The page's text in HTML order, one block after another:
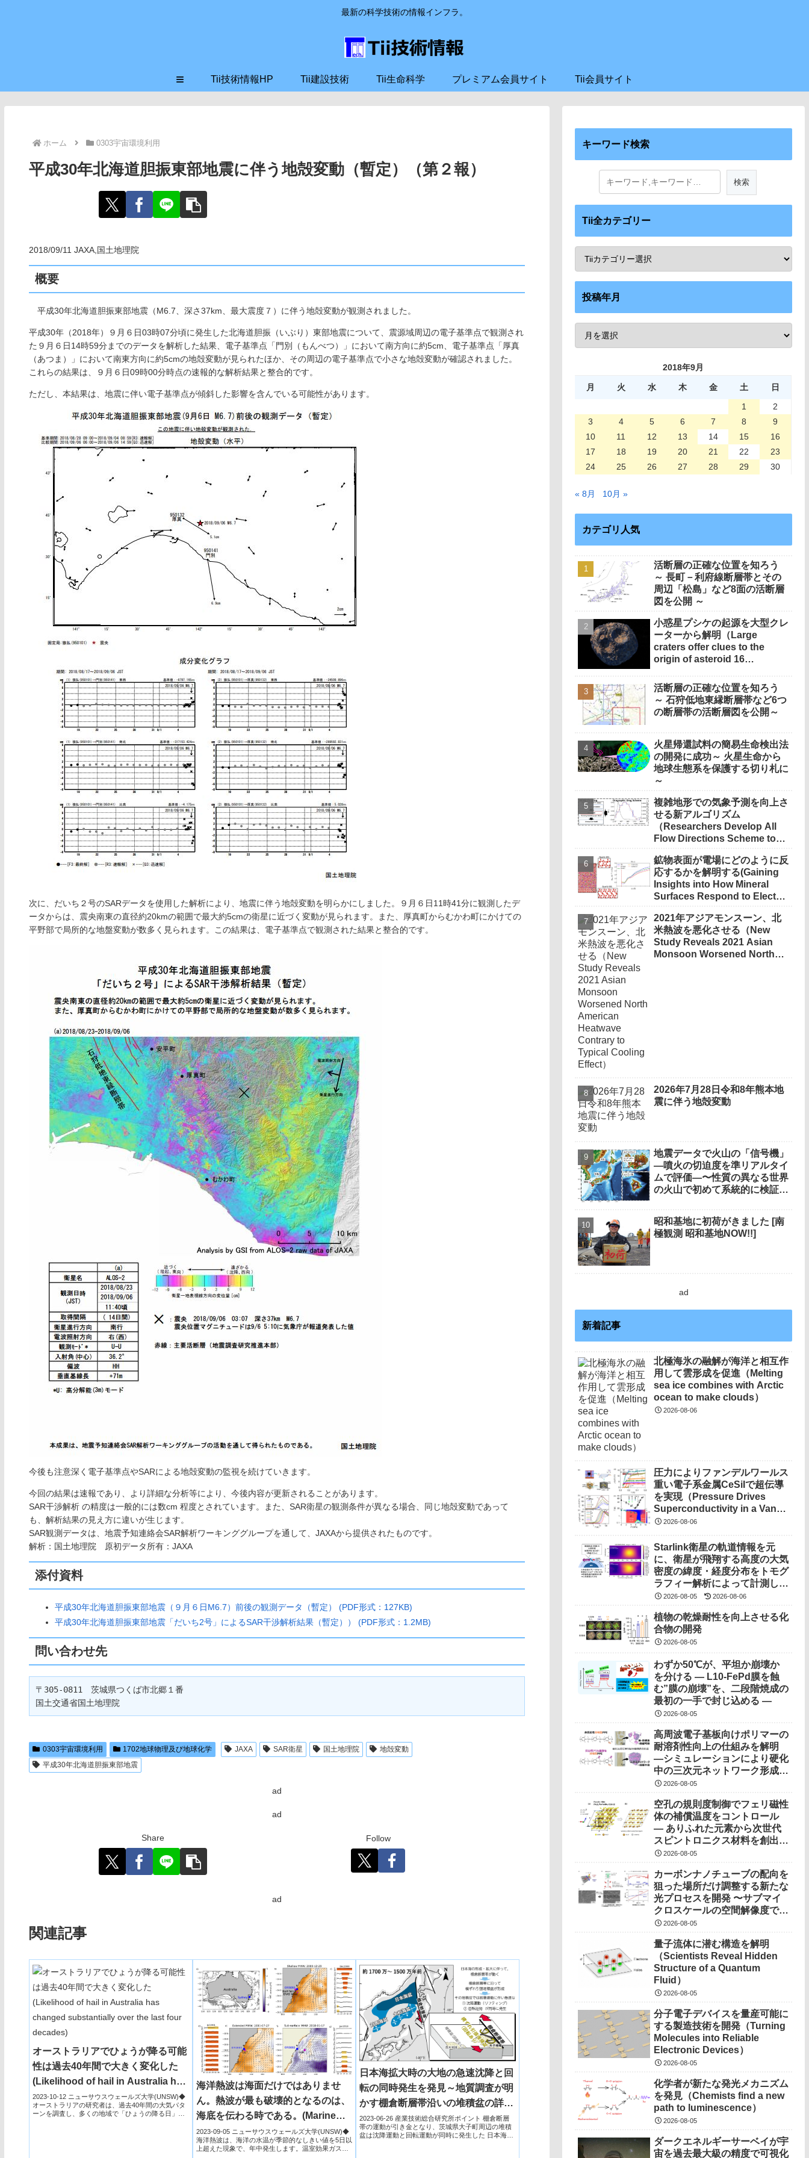
最新の科学技術の情報インフラ。
≡ Tii技術情報HP Tii建設技術 Tii生命科学 プレミアム会員サイト Tii会員サイト
ホーム 0303宇宙環境利用
平成30年北海道胆振東部地震に伴う地殻変動（暫定）（第２報）
2018/09/11 JAXA,国土地理院
概要
平成30年北海道胆振東部地震（M6.7、深さ37km、最大震度７）に伴う地殻変動が観測されました。
平成30年（2018年）９月６日03時07分頃に発生した北海道胆振（いぶり）東部地震について、震源域周辺の電子基準点で観測され
た９月６日14時59分までのデータを解析した結果、電子基準点「門別（もんべつ）」において南方向に約5cm、電子基準点「厚真
（あつま）」において南東方向に約5cmの地殻変動が見られたほか、その周辺の電子基準点で小さな地殻変動が確認されました。
これらの結果は、９月６日09時00分時点の速報的な解析結果と整合的です。
ただし、本結果は、地震に伴い電子基準点が傾斜した影響を含んでいる可能性があります。
次に、だいち２号のSARデータを使用した解析により、地震に伴う地殻変動を明らかにしました。９月６日11時41分に観測したデ
ータからは、震央南東の直径約20kmの範囲で最大約5cmの衛星に近づく変動が見られます。また、厚真町からむかわ町にかけての
平野部で局所的な地盤変動が数多く見られます。この結果は、電子基準点で観測された結果と整合的です。
今後も注意深く電子基準点やSARによる地殻変動の監視を続けていきます。
今回の結果は速報であり、より詳細な分析等により、今後内容が更新されることがあります。
SAR干渉解析 の精度は一般的には数cm 程度とされています。また、SAR衛星の観測条件が異なる場合、同じ地殻変動であって
も、解析結果の見え方に違いが生じます。
SAR観測データは、地震予知連絡会SAR解析ワーキンググループを通して、JAXAから提供されたものです。
解析：国土地理院 原初データ所有：JAXA
添付資料
平成30年北海道胆振東部地震（９月６日M6.7）前後の観測データ（暫定） (PDF形式：127KB)
平成30年北海道胆振東部地震「だいち2号」によるSAR干渉解析結果（暫定）） (PDF形式：1.2MB)
問い合わせ先
〒305-0811　茨城県つくば市北郷１番
0303宇宙環境利用 1702地球物理及び地球化学 JAXA SAR衛星 国土地理院
地殻変動
平成30年北海道胆振東部地震
ad
ad
Share Follow
ad
関連記事
オーストラリアでひょうが降る可能
性は過去40年間で大きく変化した
(Likelihood of hail in Australia has
changed substantially over the
last four decades)
2023-10-12 ニューサウスウェールズ大学(UNSW)◆
オーストラリアの研究者は、過去40年間の大気パタ
ーンを調査し、多くの地域で「ひょうの降る日」が
海洋熱波は海面だけではありませ
ん。熱波が最も破壊的となるのは、
海底を伝わる時である。(Marine
heatwaves don’t just hit coral
reefs. They can cause chaos on
2023-09-05 ニューサウスウェールズ大学(UNSW)◆
海洋熱波は、海洋の水温が季節的なしきい値を5日以
上超えた現象で、年中発生します。温室効果ガスに
日本海拡大時の大地の急速沈降と回
転の同時発生を発見～地質調査が明
かす棚倉断層帯沿いの堆積盆の詳細
な発達史～
2023-06-26 産業技術総合研究所ポイント 棚倉断層
帯の運動が引き金となり、茨城県大子町周辺の堆積
盆は沈降運動と回転運動が同時に発生した 日本海拡
キーワード検索
Tii全カテゴリー
投稿年月
2018年9月
月 火 水 木 金 土
日
1
2
3
4 5 6 7 8
9
10
11 12 13 14 15
16
17
18 19 20 21 22
23
24
25 26 27 28 29 30
« 8月 10月 »
カテゴリ人気
活断層の正確な位置を知ろう
～ 長町－利府線断層帯とその
周辺「松島」など8面の活断層
図を公開 ～
小惑星プシケの起源を大型クレ
ーターから解明（Large
craters offer clues to the
origin of asteroid 16
活断層の正確な位置を知ろう
～ 石狩低地東縁断層帯など6つ
の断層帯の活断層図を公開～
火星帰還試料の簡易生命検出法
の開発に成功～ 火星生命から
地球生態系を保護する切り札に
～
複雑地形での気象予測を向上さ
せる新アルゴリズム
（Researchers Develop All
Flow Directions Scheme to
Accuracy in Complex
Terrain）
鉱物表面が電場にどのように反
応するかを解明する(Gaining
Insights into How Mineral
Surfaces Respond to Electric
2021年アジアモンスーン、北
米熱波を悪化させる（New
Study Reveals 2021 Asian
Monsoon Worsened North
2026年7月28日令和8年熊本地
震に伴う地殻変動
地震データで火山の「信号機」
―噴火の切迫度を準リアルタイ
ムで評価―〜性質の異なる世界
の火山で初めて系統的に検証、
昭和基地に初荷がきました [南
極観測 昭和基地NOW!!]
ad
新着記事
北極海氷の融解が海洋と相互作
用して雲形成を促進（Melting
sea ice combines with Arctic
ocean to make clouds）
2026-08-06
圧力によりファンデルワールス
重い電子系金属CeSiIで超伝導
を実現（Pressure Drives
Superconductivity in a Van
Der Waals Heavy-Fermion
2026-08-06
Starlink衛星の軌道情報を元
に、衛星が飛翔する高度の大気
密度の緯度・経度分布をトモグ
ラフィー解析によって計測しま
した（世界初の成果）
2026-08-05 2026-08-06
植物の乾燥耐性を向上させる化
合物の開発
2026-08-05
わずか50℃が、平坦か崩壊か
を分ける ― L10-FePd膜を蝕
む”膜の崩壊”を、二段階焼成の
最初の一手で封じ込める ―
2026-08-05
高周波電子基板向けポリマーの
耐溶剤性向上の仕組みを解明
―シミュレーションにより硬化
中の三次元ネットワーク形成過
程を可視化―
2026-08-05
空孔の規則度制御でフェリ磁性
体の補償温度をコントロール
― ありふれた元素から次世代
スピントロニクス材料を創出！
―2026-08-05
カーボンナノチューブの配向を
狙った場所だけ調整する新たな
光プロセスを開発 〜サブマイ
クロスケールの空間解像度で局
所制御、次世代半導体デバイス
2026-08-05
量子流体に潜む構造を解明
（Scientists Reveal Hidden
Structure of a Quantum
Fluid）
2026-08-05
分子電子デバイスを量産可能に
する製造技術を開発（Turning
Molecules into Reliable
Electronic Devices）
2026-08-05
化学者が新たな発光メカニズム
を発見（Chemists find a new
path to luminescence）
2026-08-05
ダークエネルギーサーベイが宇
宙を過去最大級の精度で可視化